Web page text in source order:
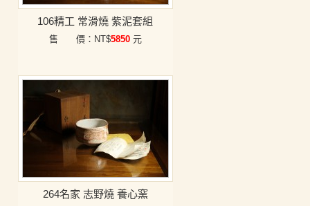
106精工 常滑燒 紫泥套組
售 價：NT$5850 元
264名家 志野燒 養心窯